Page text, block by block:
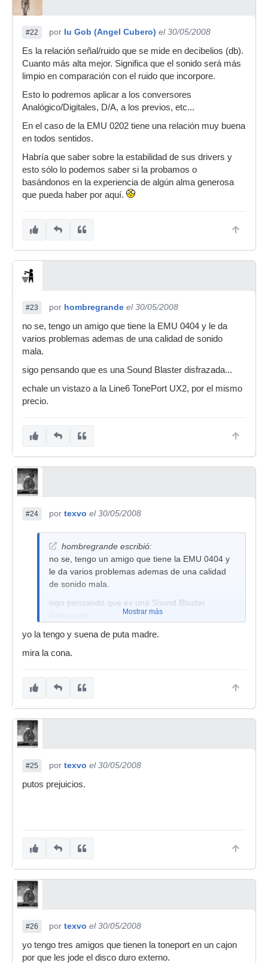
#22 por Iu Gob (Angel Cubero) el 30/05/2008
Es la relación señal/ruido que se mide en decibelios (db).
Cuanto más alta mejor. Significa que el sonido será más
limpio en comparación con el ruido que incorpore.
Esto lo podremos aplicar a los conversores
Analógico/Digitales, D/A, a los previos, etc...
En el caso de la EMU 0202 tiene una relación muy buena
en todos sentidos.
Habría que saber sobre la estabilidad de sus drivers y
esto sólo lo podemos saber si la probamos o
basándonos en la experiencia de algún alma generosa
que pueda haber por aquí.
#23 por hombregrande el 30/05/2008
no se, tengo un amigo que tiene la EMU 0404 y le da
varios problemas ademas de una calidad de sonido
mala.
sigo pensando que es una Sound Blaster disfrazada...
echale un vistazo a la Line6 TonePort UX2, por el mismo
precio.
#24 por texvo el 30/05/2008
hombregrande escribió:
no se, tengo un amigo que tiene la EMU 0404 y
le da varios problemas ademas de una calidad
de sonido mala.
sigo pensando que es una Sound Blaster
echale un vistazo a la Line6 TonePort UX2, por el
Mostrar más
yo la tengo y suena de puta madre.
mira la cona.
#25 por texvo el 30/05/2008
putos prejuicios.
#26 por texvo el 30/05/2008
yo tengo tres amigos que tienen la toneport en un cajon
por que les jode el disco duro externo.